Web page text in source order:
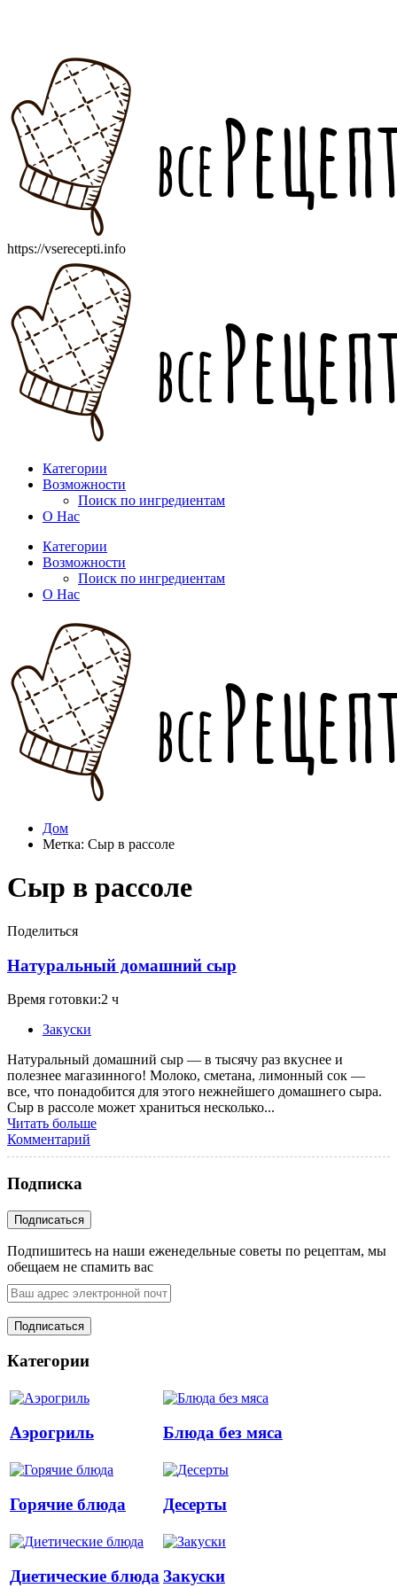
https://vserecepti.info
Категории
Возможности
Поиск по ингредиентам
О Нас
Категории
Возможности
Поиск по ингредиентам
О Нас
Дом
Метка: Сыр в рассоле
Сыр в рассоле
Поделиться
Натуральный домашний сыр
Время готовки:2 ч
Закуски
Натуральный домашний сыр — в тысячу раз вкуснее и
полезнее магазинного! Молоко, сметана, лимонный сок —
все, что понадобится для этого нежнейшего домашнего сыра.
Сыр в рассоле может храниться несколько...
Читать больше
Комментарий
Подписка
Подпишитесь на наши еженедельные советы по рецептам, мы
обещаем не спамить вас
Категории
Аэрогриль Блюда без мяса
Горячие блюда Десерты
Диетические блюда Закуски